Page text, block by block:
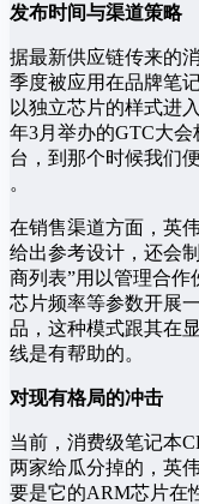
发布时间与渠道策略
据最新供应链传来的
季度被应用在品牌笔
以独立芯片的样式进
年3月举办的GTC大
台，到那个时候我们
。
在销售渠道方面，英
给出参考设计，还会
商列表”用以管理合
芯片频率等参数开展
品，这种模式跟其在
线是有帮助的。
对现有格局的冲击
当前，消费级笔记本
两家给瓜分掉的，英
要是它的ARM芯片在